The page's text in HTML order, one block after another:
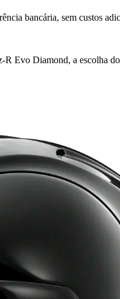
bancária, sem custos
Evo Diamond, a escolha